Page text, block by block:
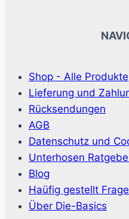
Shop - Alle Produkte
Lieferung und
Rücksendungen
AGB
Datenschutz und
Unterhosen
Blog
Haüfig gestellt
Über Die-Basics